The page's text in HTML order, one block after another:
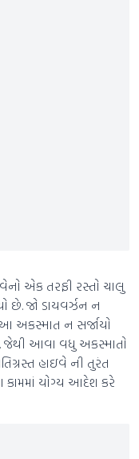
એક તરફી રસ્તો ચાલુ
છે. જો ડાયવર્ઝન ન
અકસ્માત ન સર્જાયો
જેથી આવા વધુ અકસ્માતો
હાઇવે ની તુરંત
યોગ્ય આદેશ કરે